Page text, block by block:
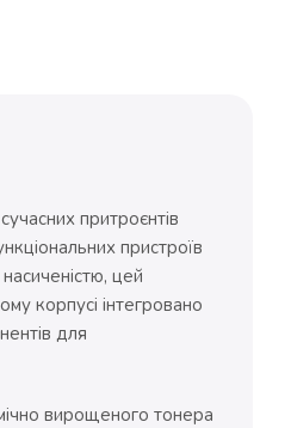
притроєнтів
пристроїв
цей
корпусі інтегровано
для
вирощеного тонера